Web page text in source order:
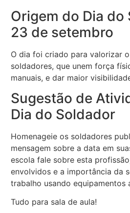
Origem do Dia do
23 de setembro
O dia foi criado para valorizar
soldadores, que unem força
manuais, e dar maior
Sugestão de
Dia do Soldador
Homenageie os soldadores
mensagem sobre a data em
escola fale sobre esta
envolvidos e a importância da
trabalho usando equipamentos
Tudo para sala de aula!